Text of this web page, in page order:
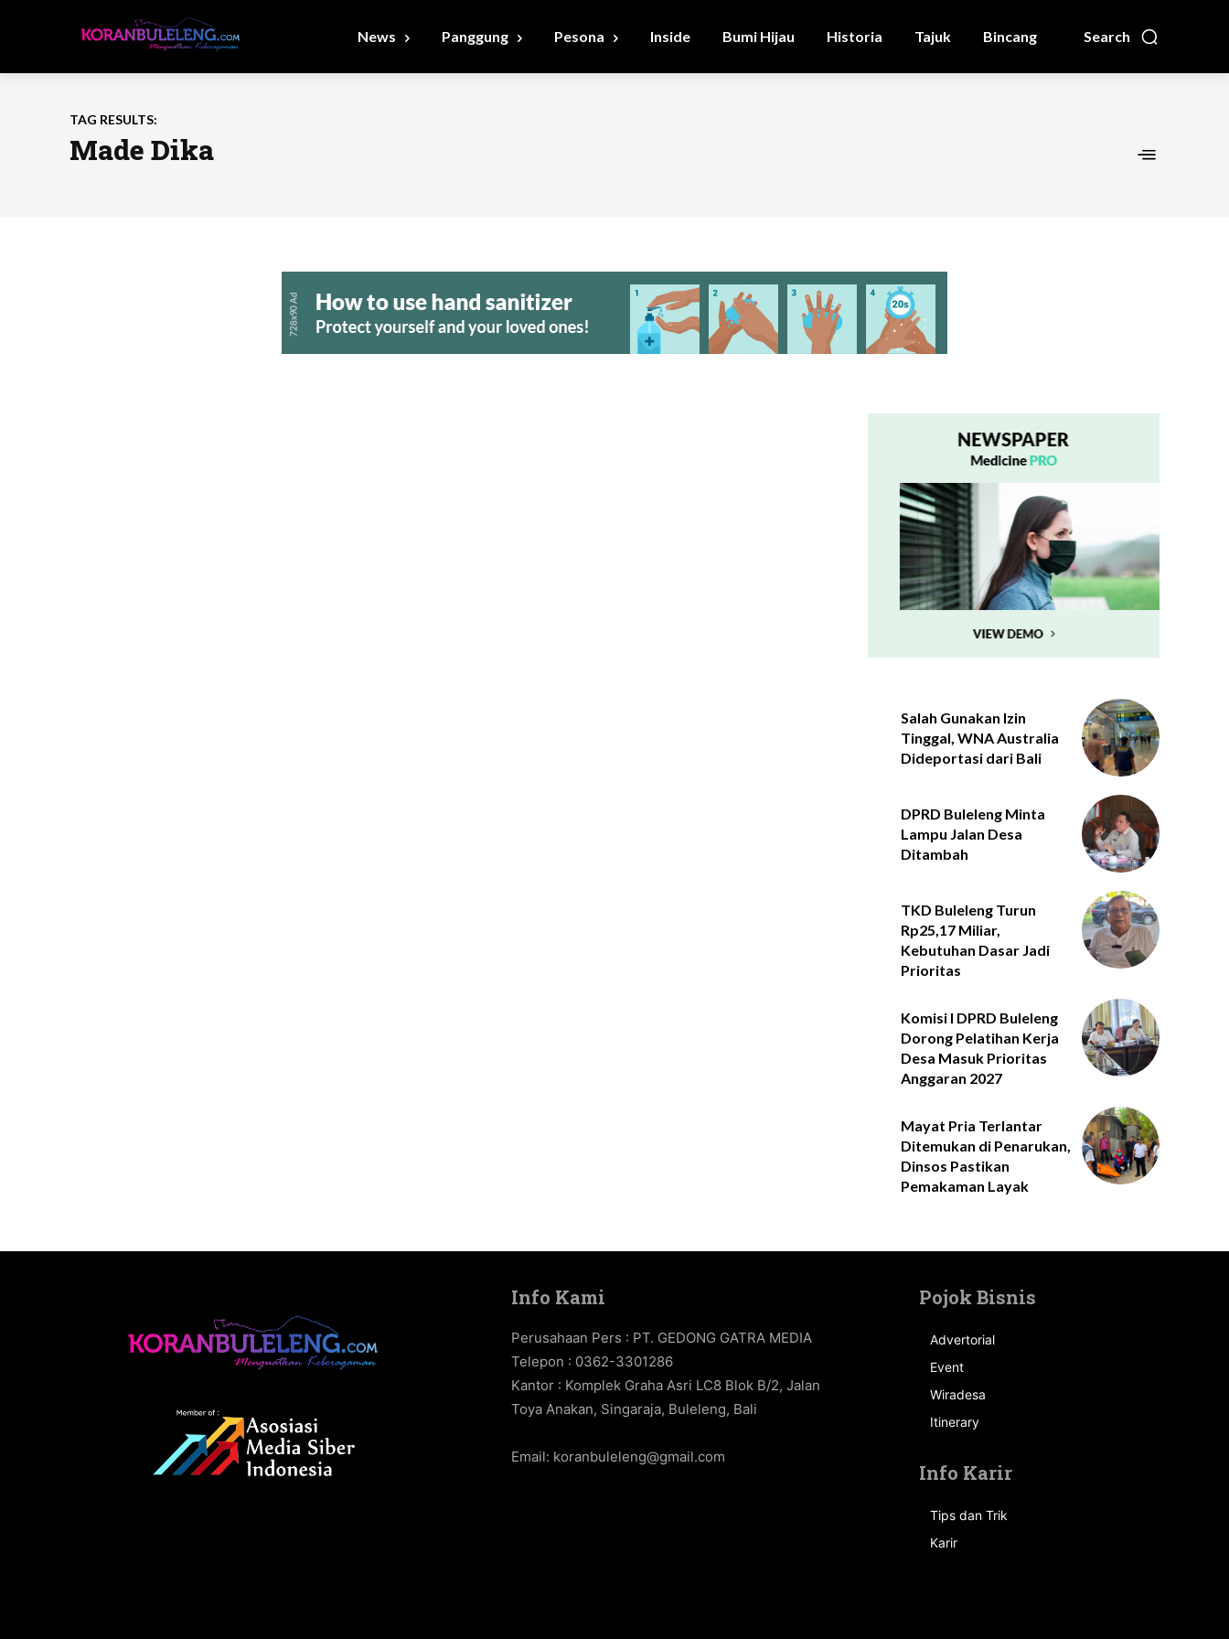
Search
News Panggung Pesona Inside Bumi Hijau Historia Tajuk Bincang
TAG RESULTS:
Made Dika
Salah Gunakan Izin
Tinggal, WNA Australia
Dideportasi dari Bali
DPRD Buleleng Minta
Lampu Jalan Desa
Ditambah
TKD Buleleng Turun
Rp25,17 Miliar,
Kebutuhan Dasar Jadi
Prioritas
Komisi I DPRD Buleleng
Dorong Pelatihan Kerja
Desa Masuk Prioritas
Anggaran 2027
Mayat Pria Terlantar
Ditemukan di Penarukan,
Dinsos Pastikan
Pemakaman Layak
Info Kami
Perusahaan Pers : PT. GEDONG GATRA MEDIA
Telepon : 0362-3301286
Kantor : Komplek Graha Asri LC8 Blok B/2, Jalan
Toya Anakan, Singaraja, Buleleng, Bali
Email: koranbuleleng@gmail.com
Pojok Bisnis
Advertorial
Event
Wiradesa
Itinerary
Info Karir
Tips dan Trik
Karir